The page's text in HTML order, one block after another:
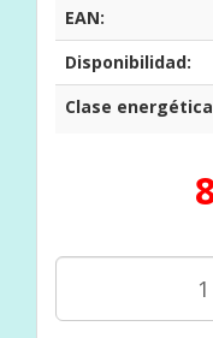
EAN:
Disponibilidad:
Clase